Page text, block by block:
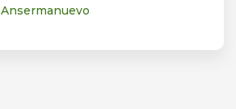
Ansermanuevo